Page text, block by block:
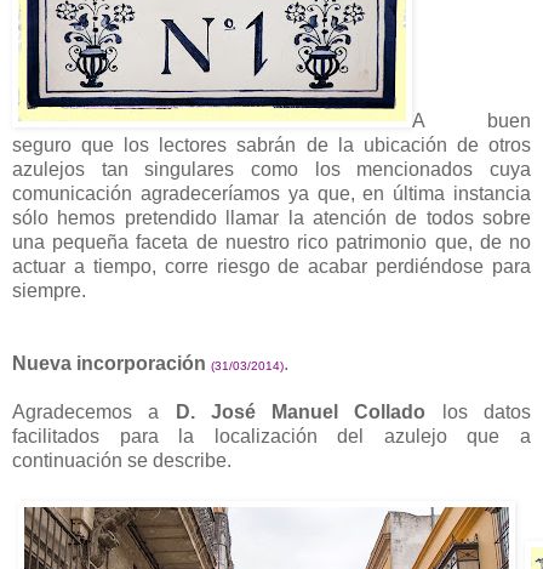
A buen
seguro que los lectores sabrán de la ubicación de otros
azulejos tan singulares como los mencionados cuya
comunicación agradeceríamos ya que, en última instancia
sólo hemos pretendido llamar la atención de todos sobre
una pequeña faceta de nuestro rico patrimonio que, de no
actuar a tiempo, corre riesgo de acabar perdiéndose para
siempre.
Nueva incorporación (31/03/2014).
Agradecemos a D. José Manuel Collado los datos
facilitados para la localización del azulejo que a
continuación se describe.